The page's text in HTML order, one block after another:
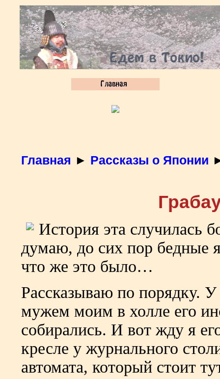
Главная ► Рассказы о Японии
История эта случилась
думаю, до сих пор бедные
что же это было…
Рассказываю по порядку.
мужем моим в холле его
собирались. И вот жду я
кресле у журнального
автомата, который стоит